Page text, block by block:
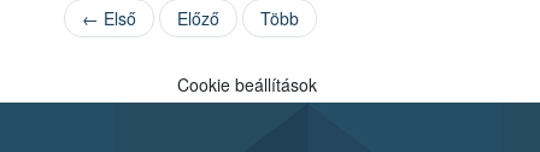
← Első Előző Több
Cookie beállítások